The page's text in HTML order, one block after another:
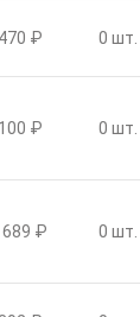
₽ 0 шт.
₽ 0 шт.
689 ₽ 0 шт.